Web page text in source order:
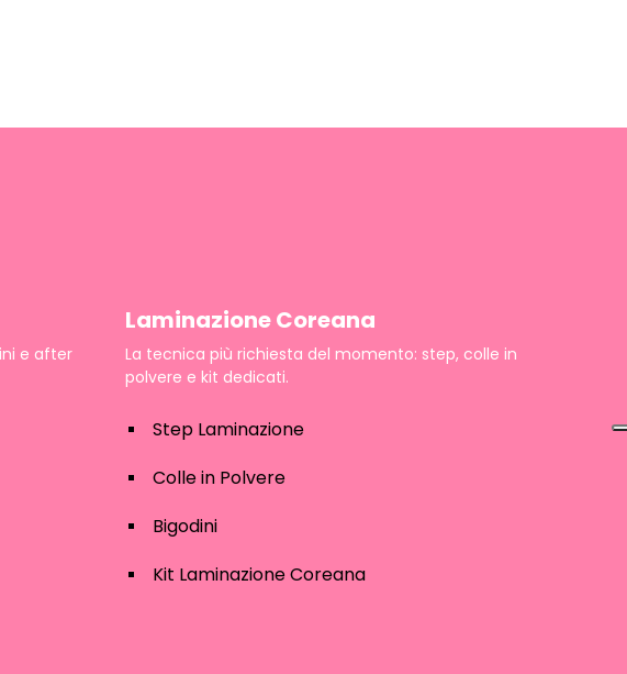
e after
Laminazione Coreana
La tecnica più richiesta del momento: step, colle in
polvere e kit dedicati.
Step Laminazione
Colle in Polvere
Bigodini
Kit Laminazione Coreana